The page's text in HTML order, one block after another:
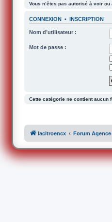
Vous n’êtes pas autorisé à voir
CONNEXION • INSCRIPTION
Nom d’utilisateur :
Mot de passe :
Cette catégorie ne contient aucun
lacitroencx Forum Agence